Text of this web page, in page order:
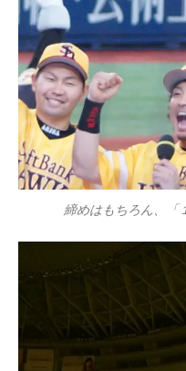
締めはもちろん、「